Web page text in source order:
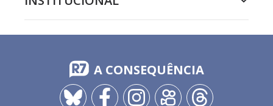
A CONSEQUÊNCIA